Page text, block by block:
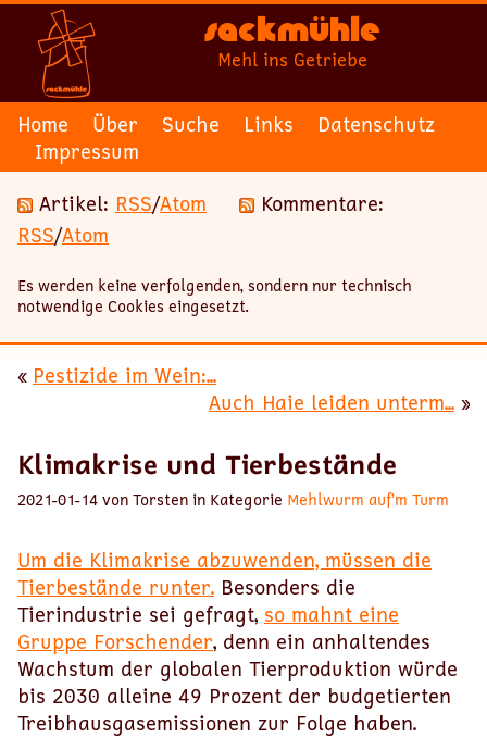
Sackmühle
Mehl ins Getriebe
Home Über Suche Links
Datenschutz
Impressum
Artikel: RSS/Atom
Kommentare:
RSS/Atom
Es werden keine verfolgenden, sondern nur technisch
notwendige Cookies eingesetzt.
« Pestizide im Wein:...
Auch Haie leiden unterm... »
Klimakrise und Tierbestände
2021-01-14 von Torsten in Kategorie Mehlwurm auf’m Turm
Um die Klimakrise abzuwenden, müssen die
Tierbestände runter. Besonders die
Tierindustrie sei gefragt, so mahnt eine
Gruppe Forschender, denn ein anhaltendes
Wachstum der globalen Tierproduktion würde
bis 2030 alleine 49 Prozent der budgetierten
Treibhausgasemissionen zur Folge haben.